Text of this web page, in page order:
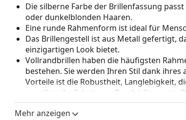
Die silberne Farbe der Brillenfassung
oder dunkelblonden Haaren.
Eine runde Rahmenform ist ideal für
Das Brillengestell ist aus Metall gefertigt,
einzigartigen Look bietet.
Vollrandbrillen haben die häufigsten
bestehen. Sie werden Ihren Stil dank
Vorteile ist die Robustheit, Langlebigkeit,
vor allem ihr Schutz vor Beschädigungen.
Gläser mit höherer optischer Leistung.
Verstellbare Nasenpads ermöglichen eine
Mehr anzeigen